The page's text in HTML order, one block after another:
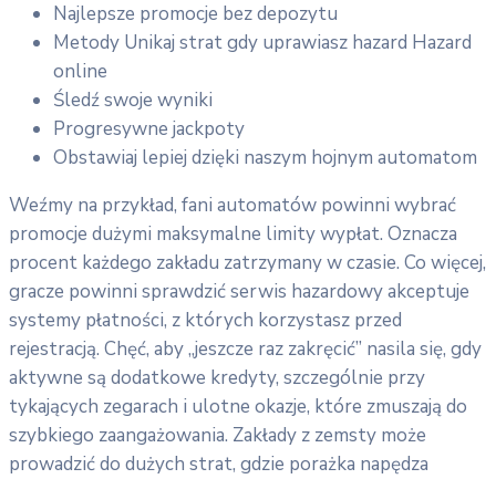
Najlepsze promocje bez depozytu
Metody Unikaj strat gdy uprawiasz hazard Hazard
online
Śledź swoje wyniki
Progresywne jackpoty
Obstawiaj lepiej dzięki naszym hojnym automatom
Weźmy na przykład, fani automatów powinni wybrać
promocje dużymi maksymalne limity wypłat. Oznacza
procent każdego zakładu zatrzymany w czasie. Co więcej,
gracze powinni sprawdzić serwis hazardowy akceptuje
systemy płatności, z których korzystasz przed
rejestracją. Chęć, aby „jeszcze raz zakręcić” nasila się, gdy
aktywne są dodatkowe kredyty, szczególnie przy
tykających zegarach i ulotne okazje, które zmuszają do
szybkiego zaangażowania. Zakłady z zemsty może
prowadzić do dużych strat, gdzie porażka napędza